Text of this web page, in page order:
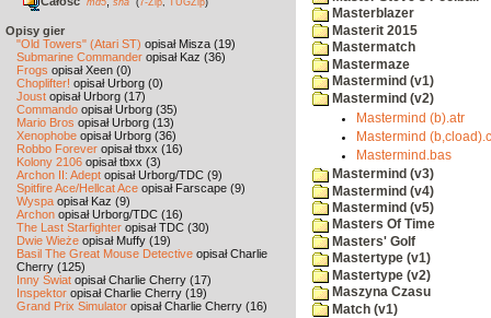
Opisy gier
"Old Towers" (Atari ST) opisał Misza (19)
Submarine Commander opisał Kaz (36)
Frogs opisał Xeen (0)
Choplifter! opisał Urborg (0)
Joust opisał Urborg (17)
Commando opisał Urborg (35)
Mario Bros opisał Urborg (13)
Xenophobe opisał Urborg (36)
Robbo Forever opisał tbxx (16)
Kolony 2106 opisał tbxx (3)
Archon II: Adept opisał Urborg/TDC (9)
Spitfire Ace/Hellcat Ace opisał Farscape (9)
Wyspa opisał Kaz (9)
Archon opisał Urborg/TDC (16)
The Last Starfighter opisał TDC (30)
Dwie Wieże opisał Muffy (19)
Basil The Great Mouse Detective opisał Charlie
Cherry (125)
Inny Świat opisał Charlie Cherry (17)
Inspektor opisał Charlie Cherry (19)
Grand Prix Simulator opisał Charlie Cherry (16)
Masterblazer
Masterit 2015
Mastermatch
Mastermaze
Mastermind (v1)
Mastermind (v2)
Mastermind (b).atr
Mastermind
Mastermind.bas
Mastermind (v3)
Mastermind (v4)
Mastermind (v5)
Masters Of Time
Masters' Golf
Mastertype (v1)
Mastertype (v2)
Maszyna Czasu
Match (v1)